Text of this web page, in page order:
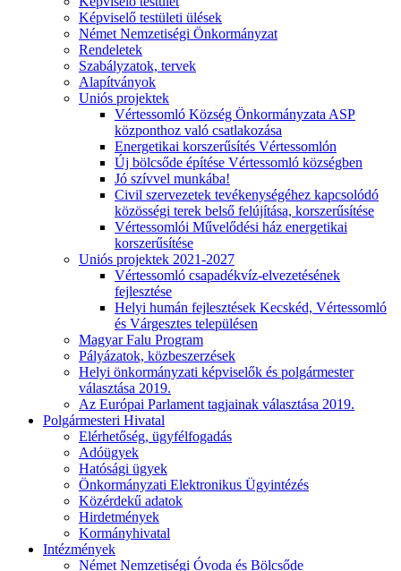
Képviselő testületi ülések
Német Nemzetiségi Önkormányzat
Rendeletek
Szabályzatok, tervek
Alapítványok
Uniós projektek
Vértessomló Község Önkormányzata ASP
központhoz való csatlakozása
Energetikai korszerűsítés Vértessomlón
Új bölcsőde építése Vértessomló községben
Jó szívvel munkába!
Civil szervezetek tevékenységéhez kapcsolódó
közösségi terek belső felújítása, korszerűsítése
Vértessomlói Művelődési ház energetikai
korszerűsítése
Uniós projektek 2021-2027
Vértessomló csapadékvíz-elvezetésének
fejlesztése
Helyi humán fejlesztések Kecskéd, Vértessomló
és Várgesztes településen
Magyar Falu Program
Pályázatok, közbeszerzések
Helyi önkormányzati képviselők és polgármester
választása 2019.
Az Európai Parlament tagjainak választása 2019.
Polgármesteri Hivatal
Elérhetőség, ügyfélfogadás
Adóügyek
Hatósági ügyek
Önkormányzati Elektronikus Ügyintézés
Közérdekű adatok
Hirdetmények
Kormányhivatal
Intézmények
Német Nemzetiségi Óvoda és Bölcsőde